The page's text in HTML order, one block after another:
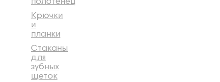
полотенец
Крючки
и
планки
Стаканы
для
зубных
щеток